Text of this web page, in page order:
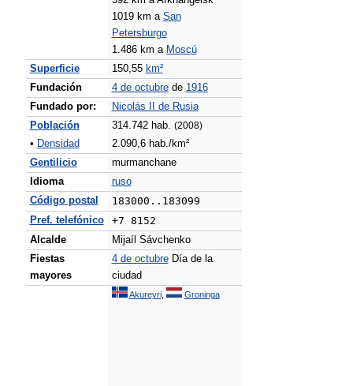
1019 km a San
Petersburgo
1.486 km a Moscú
Superficie
150,55 km²
Fundación
4 de octubrede 1916
Fundado por:
Nicolás II de Rusia
Población
314.742 hab. (2008)
• Densidad
2.090,6 hab./km²
Gentilicio
murmanchane
Idioma
ruso
Código postal
183000..183099
Pref. telefónico +7 8152
Alcalde
Mijaíl Sávchenko
Fiestas
mayores
4 de octubreDía de la
ciudad
Akureyri, Groninga